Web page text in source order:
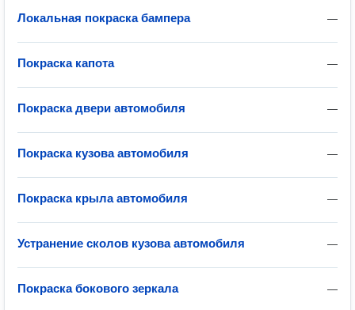
—
Локальная покраска бампера
—
Покраска капота
—
Покраска двери автомобиля
—
Покраска кузова автомобиля
—
Покраска крыла автомобиля
—
Устранение сколов кузова автомобиля
—
Покраска бокового зеркала